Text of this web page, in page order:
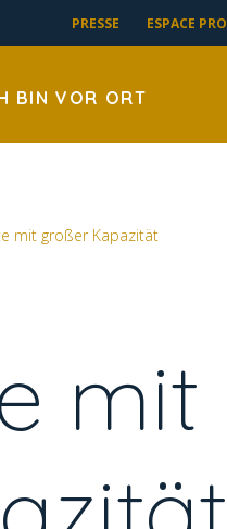
PRESSE ESPACE PRO
BIN VOR ORT
mit großer Kapazität
mit